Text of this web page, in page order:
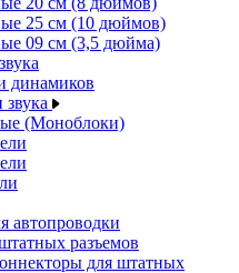
25 см (10 дюймов)
09 см (3,5 дюйма)
динамиков
(Моноблоки)
автопроводки
разъемов
для штатных